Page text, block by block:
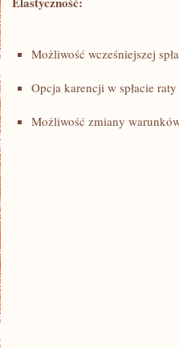
Możliwość wcześniejszej
Opcja‌ karencji w spłacie
Możliwość zmiany